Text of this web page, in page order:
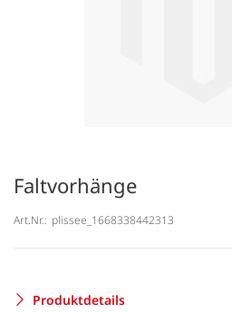
Faltvorhänge
Art.Nr.: plissee_1668338442313
Produktdetails